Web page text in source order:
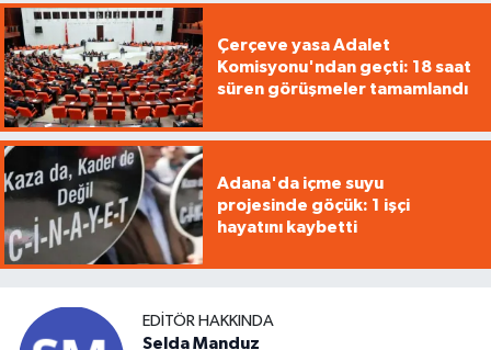
Çerçeve yasa Adalet
Komisyonu'ndan geçti: 18 saat
süren görüşmeler tamamlandı
Adana'da içme suyu
projesinde göçük: 1 işçi
hayatını kaybetti
EDITÖR HAKKINDA
Selda Manduz